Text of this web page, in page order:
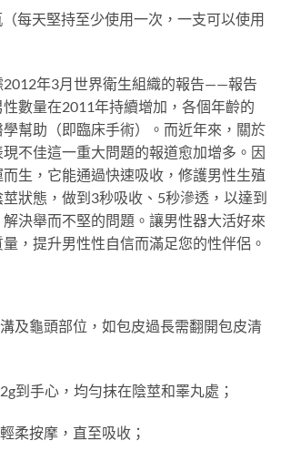
每天堅持至少使用一次，一支可以使用
2012年3月世界衛生組織的報告——報告
數量在2011年持續增加，各個年齡的
幫助（即臨床手術）。而近年來，關於
不佳這一重大問題的報道愈加增多。因
生，它能通過快速吸收，修護男性生殖
狀態，做到3秒吸收、 5秒滲透，以達到
決舉而不堅的問題。讓男性器大活好來
，提升男性性自信而滿足您的性伴侶。
及龜頭部位，如包皮過長需翻開包皮清
2g到手心，均勻抹在陰莖和睪丸處；
柔按摩，直至吸收；